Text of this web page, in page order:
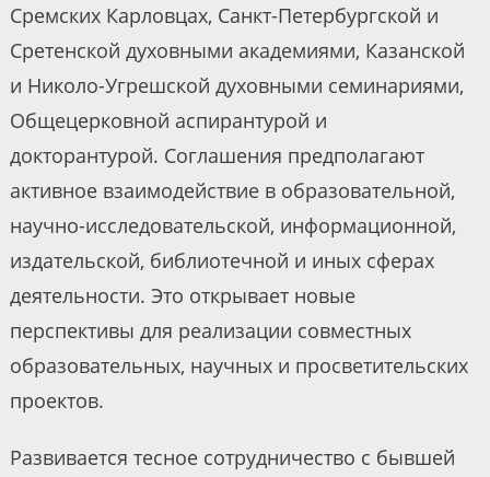
Сремских Карловцах, Санкт-Петербургской и
Сретенской духовными академиями, Казанской
и Николо-Угрешской духовными семинариями,
Общецерковной аспирантурой и
докторантурой. Соглашения предполагают
активное взаимодействие в образовательной,
научно-исследовательской, информационной,
издательской, библиотечной и иных сферах
деятельности. Это открывает новые
перспективы для реализации совместных
образовательных, научных и просветительских
проектов.
Развивается тесное сотрудничество с бывшей